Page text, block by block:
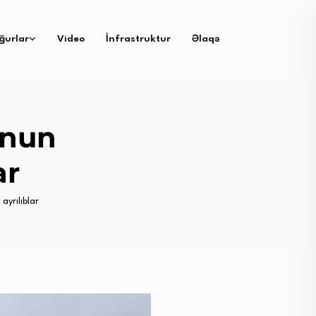
Video İnfrastruktur Əlaqə